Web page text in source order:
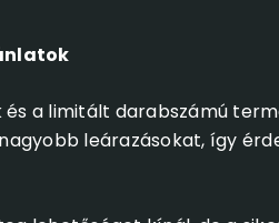
a limitált darabszámú
leárazásokat, így